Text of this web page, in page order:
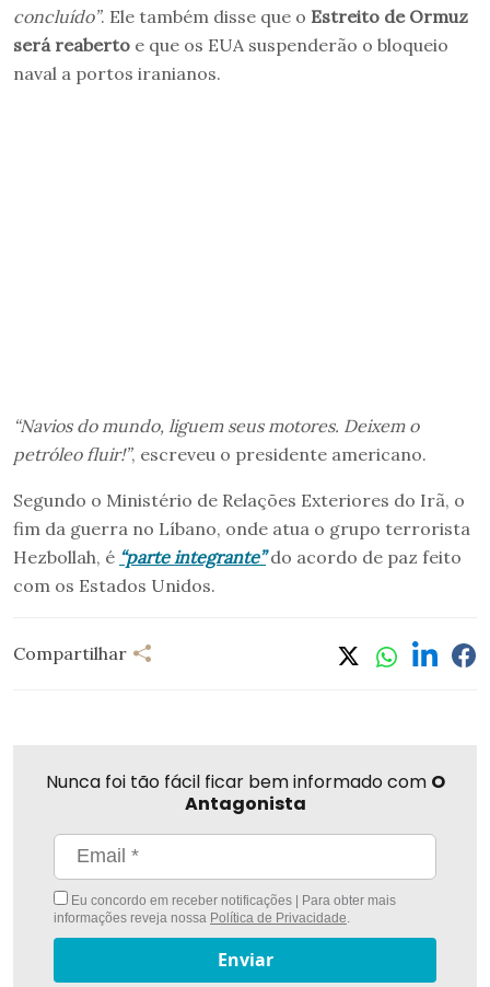
concluído”. Ele também disse que o Estreito de Ormuz
será reaberto e que os EUA suspenderão o bloqueio
naval a portos iranianos.
“Navios do mundo, liguem seus motores. Deixem o
petróleo fluir!”, escreveu o presidente americano.
Segundo o Ministério de Relações Exteriores do Irã, o
fim da guerra no Líbano, onde atua o grupo terrorista
Hezbollah, é “parte integrante”do acordo de paz feito
com os Estados Unidos.
Compartilhar
Nunca foi tão fácil ficar bem informado com O
Antagonista
Eu concordo em receber notificações | Para obter mais
informações reveja nossa Política de Privacidade
Enviar